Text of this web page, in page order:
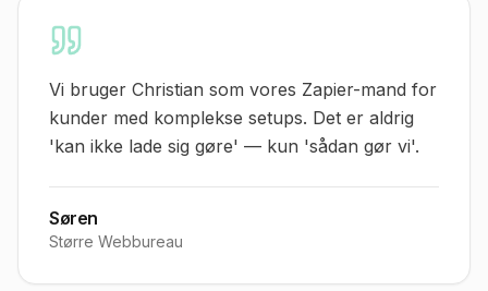
Vi bruger Christian som vores Zapier-mand for
kunder med komplekse setups. Det er aldrig
'kan ikke lade sig gøre' — kun 'sådan gør vi'.
Søren
Større Webbureau